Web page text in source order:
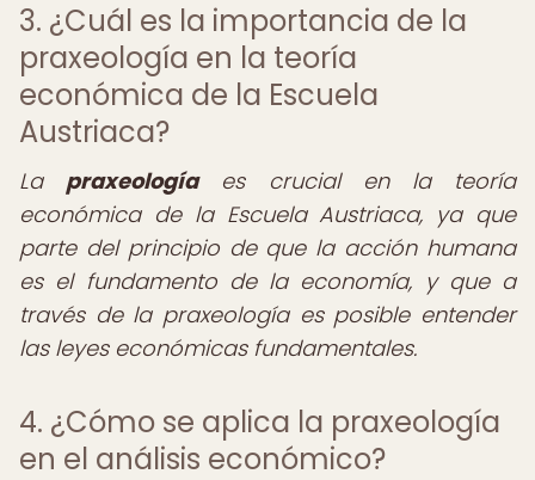
3. ¿Cuál es la importancia de la
praxeología en la teoría
económica de la Escuela
Austriaca?
La praxeologíaes crucial en la teoría
económica de la Escuela Austriaca, ya que
parte del principio de que la acción humana
es el fundamento de la economía, y que a
través de la praxeología es posible entender
las leyes económicas fundamentales.
4. ¿Cómo se aplica la praxeología
en el análisis económico?